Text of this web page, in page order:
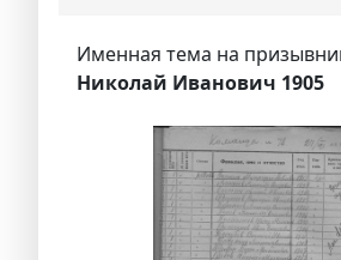
Именная тема на
Николай Иванович 1905